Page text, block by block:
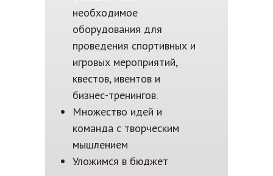
необходимое
оборудования для
проведения спортивных и
игровых мероприятий,
квестов, ивентов и
бизнес-тренингов.
Множество идей и
команда с творческим
мышлением
Уложимся в бюджет